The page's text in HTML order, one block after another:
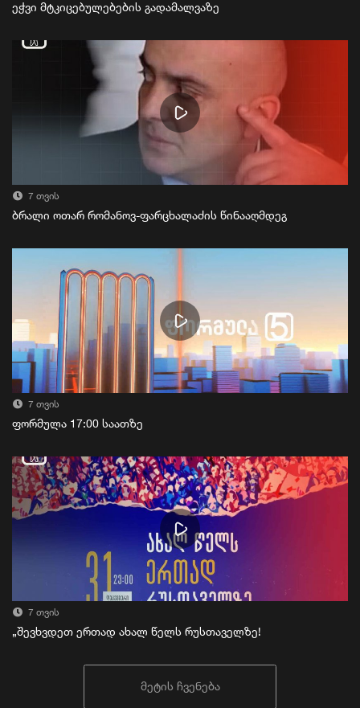
ეჭვი მტკიცებულებების გადამალვაზე
7 თვის
ბრალი ოთარ რომანოვ-ფარცხალაძის წინააღმდეგ
7 თვის
ფორმულა 17:00 საათზე
7 თვის
„შევხვდეთ ერთად ახალ წელს რუსთაველზე!
მეტის ჩვენება